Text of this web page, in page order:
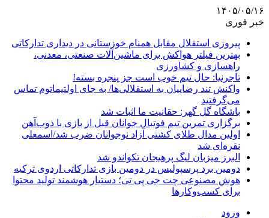
۱۴۰۵/۰۵/۱۶
خبر فوری
پیروزی استقلال مقابل همنام خوزستانی در دیداری تدارکاتی
بهترین فیلتر هواکش برای ماشین‌آلات صنعتی، معدنی،
راهسازی و کشاورزی
تاجرنیا: حال تیم خوب است جز پنجره بسته!
واکنش تند رضاییان به استقلالی‌ها/ به جای اولتیماتوم تماس
می‌گرفتید
باشگاه گل گهر: حقانیت ما اثبات شد
برگزاری تمرین تیم فوتبال جوانان قبل از بازی با ذوب‌آهن
اولین مدال طلای کشتی آزاد نوجوانان ضرب شد/اسمعلی
نقره‌ای شد
البرز میزبان لیگ پرهیجان تکواندو شد
دومین برد پرسپولیس در دومین بازی تدارکاتی اردوی ترکیه
هوش مصنوعی چت جی پی تی؛ دستیار هوشمند تولید محتوا
برای کسب‌وکارها
ورود